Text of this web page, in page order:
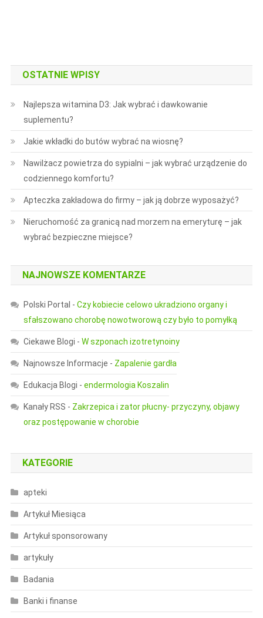
OSTATNIE WPISY
Najlepsza witamina D3: Jak wybrać i dawkowanie
suplementu?
Jakie wkładki do butów wybrać na wiosnę?
Nawilżacz powietrza do sypialni – jak wybrać urządzenie do
codziennego komfortu?
Apteczka zakładowa do firmy – jak ją dobrze wyposażyć?
Nieruchomość za granicą nad morzem na emeryturę – jak
wybrać bezpieczne miejsce?
NAJNOWSZE KOMENTARZE
Polski Portal - Czy kobiecie celowo ukradziono organy i
sfałszowano chorobę nowotworową czy było to pomyłką
Ciekawe Blogi - W szponach izotretynoiny
Najnowsze Informacje - Zapalenie gardła
Edukacja Blogi - endermologia Koszalin
Kanały RSS - Zakrzepica i zator płucny- przyczyny, objawy
oraz postępowanie w chorobie
KATEGORIE
apteki
Artykuł Miesiąca
Artykuł sponsorowany
artykuły
Badania
Banki i finanse